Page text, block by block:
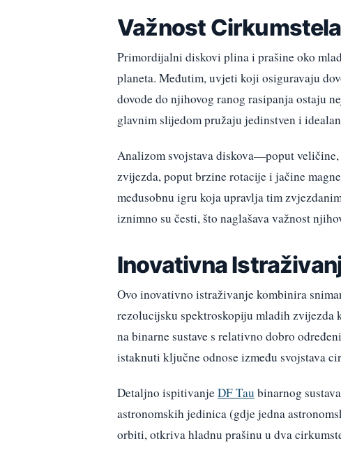
Važnost
Primordijalni diskovi plina i prašine oko
planeta. Međutim, uvjeti koji osiguravaju
dovode do njihovog ranog rasipanja ostaju
glavnim slijedom pružaju jedinstven i
Analizom svojstava diskova—poput
zvijezda, poput brzine rotacije i jačine
međusobnu igru koja upravlja tim
iznimno su česti, što naglašava važnost
Inovativna
Ovo inovativno istraživanje kombinira
rezolucijsku spektroskopiju mladih zvijezda
na binarne sustave s relativno dobro
istaknuti ključne odnose između svojstava
Detaljno ispitivanjeDF Tau binarnog
astronomskih jedinica (gdje jedna
orbiti, otkriva hladnu prašinu u dva